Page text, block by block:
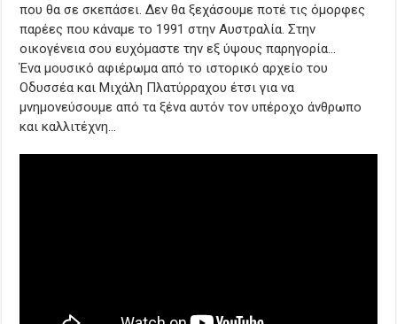
που θα σε σκεπάσει. Δεν θα ξεχάσουμε ποτέ τις όμορφες
παρέες που κάναμε το 1991 στην Αυστραλία. Στην
οικογένεια σου ευχόμαστε την εξ ύψους παρηγορία…
Ένα μουσικό αφιέρωμα από το ιστορικό αρχείο του
Οδυσσέα και Μιχάλη Πλατύρραχου έτσι για να
μνημονεύσουμε από τα ξένα αυτόν τον υπέροχο άνθρωπο
και καλλιτέχνη…